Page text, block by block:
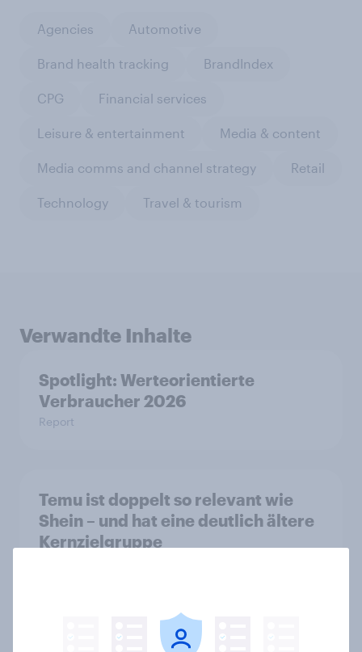
Agencies Automotive
Brand health tracking BrandIndex
CPG Financial services
Leisure & entertainment Media & content
Media comms and channel strategy Retail
Technology Travel & tourism
Verwandte Inhalte
Spotlight: Werteorientierte
Verbraucher 2026
Report
Temu ist doppelt so relevant wie
Shein – und hat eine deutlich ältere
Kernzielgruppe
YouGov Deutschland Word of Mouth